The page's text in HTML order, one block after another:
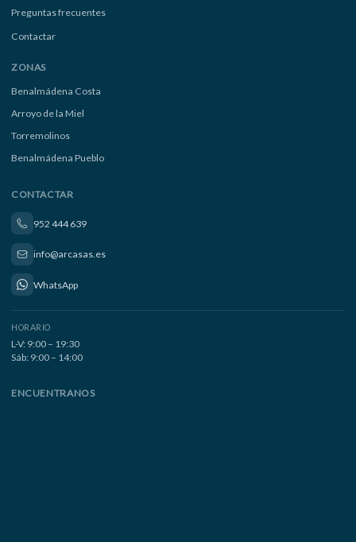
Preguntas frecuentes
Contactar
ZONAS
Benalmádena Costa
Arroyo de la Miel
Torremolinos
Benalmádena Pueblo
CONTACTAR
952 444 639
info@arcasas.es
WhatsApp
HORARIO
L-V: 9:00 – 19:30
Sáb: 9:00 – 14:00
ENCUENTRANOS